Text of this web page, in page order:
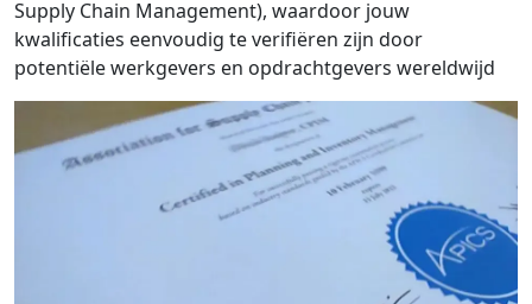
Supply Chain Management), waardoor jouw
kwalificaties eenvoudig te verifiëren zijn door
potentiële werkgevers en opdrachtgevers wereldwijd